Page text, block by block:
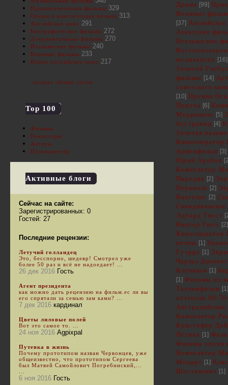
Драма [99]
Военные
[37]
Азиатские
Итальянские
музыкантах [16]
Золотой
фильмы [14]
советского
[10] Премия
Притча [6]
Морриконе [5]
без границ [4]
Золотая
Кинооператор
Арменфильм [3]
Юрий Арабов
Композитор
Пародия [2]
Периналь [2]
Вангелис [2]
Скандинавское
Эдуард Тиссэ
Виктор Гюго [2]
Кинооператор
волны [1]
Гуэрра [1]
Чарльз Диккенс
Клепиков [1]
[1] Фильмы по
Таллинфильм [1]
оттепели 60-
Композитор
Кристофер
Петипа [1]
Фильмы эпохи
Композитор
Моцарт [1]
Шостакович [1]
Приключенческие фильмы 329
Оперы и классическая музыка 313
Английское кино 291
Биографические фильмы 272
Документальные фильмы 270
Итальянские фильмы 240
Военные фильмы 233
Новое российское кино 217
полное облако тегов
Top 100
Фильмы
Режиссеры
Актеры
Пользователи
Активные блоги
Сейчас на сайте:
Зарегистрированных: 0
Гостей: 27
Последние рецензии:
Летучий голландец
Это, бесспорно, шедевр! Смотрел уже
более 50 раз и всё не надоедает! ...
26 дек 2016 Гость
Агент президента
как можно дать рецензию на фильм.ес ли вы
его спрятали за семью зам ками? ...
7 дек 2016 кардинал
Цветы лиловые полей
Вот это самое то. ...
24 ноя 2016 Agpixpal
Путевка в жизнь
Почему прототипом назван Червонцев, уже
общеизвестно, что прототипом Сергеева
был Матвей Самойлович Погребинский,...
6 ноя 2016 Гость